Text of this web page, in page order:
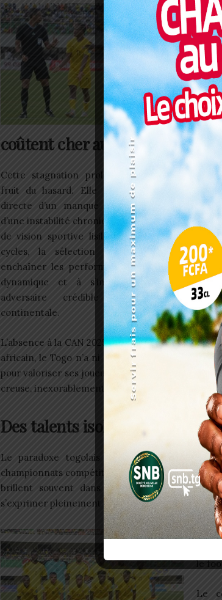
Lire
Un
coûtent cher aux Éperviers du
Cette stagnation prolongée n’est pas le
fruit du hasard. Elle est la conséquence
directe d’un manque criant de résultats,
d’une instabilité chronique et d’une absence
de vision sportive lisible. Depuis plusieurs
cycles, la sélection nationale peine à
enchaîner les performances, à créer une
dynamique et à s’imposer comme un
adversaire crédible sur la scène
continentale.
L’absence à la CAN 2025 a aggravé la situation.
africain, le Togo n’a ni engrangé de points
pour valoriser ses joueurs et renforcer sa
creuse, inexorablement.
Des talents isolés, un collectif
Le paradoxe togolais est cruel. Le talent
championnats compétitifs, affichent du
brillent souvent dans l’isolement. Faute de
s’exprimer pleinement sous le maillot national.
Le
le
Le